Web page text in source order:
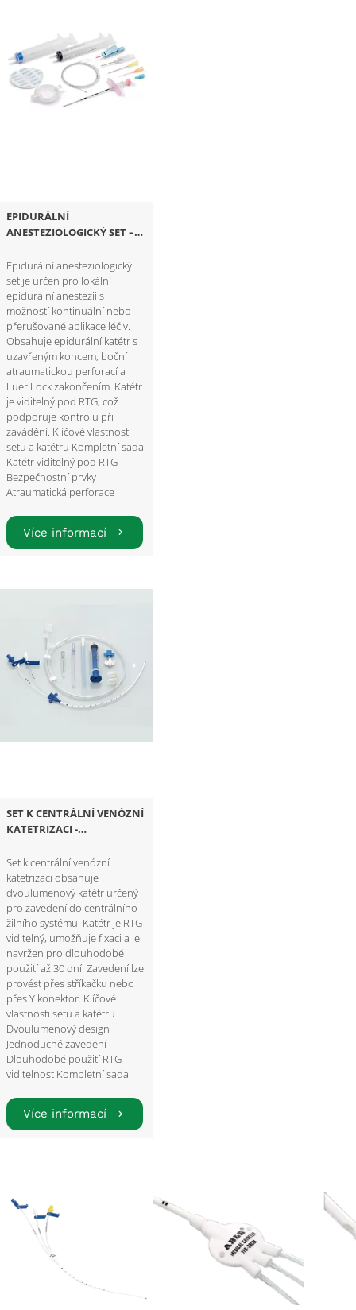
EPIDURÁLNÍ
ANESTEZIOLOGICKÝ SET –
Epidurální anesteziologický
set je určen pro lokální
epidurální anestezii s
možností kontinuální nebo
přerušované aplikace léčiv.
Obsahuje epidurální katétr s
uzavřeným koncem, boční
atraumatickou perforací a
Luer Lock zakončením. Katétr
je viditelný pod RTG, což
podporuje kontrolu při
zavádění. Klíčové vlastnosti
setu a katétru Kompletní sada
Katétr viditelný pod RTG
Bezpečnostní prvky
Atraumatická perforace
Více informací
SET K CENTRÁLNÍ VENÓZNÍ
KATETRIZACI -
Set k centrální venózní
katetrizaci obsahuje
dvoulumenový katétr určený
pro zavedení do centrálního
žilního systému. Katétr je RTG
viditelný, umožňuje fixaci a je
navržen pro dlouhodobé
použití až 30 dní. Zavedení lze
provést přes stříkačku nebo
přes Y konektor. Klíčové
vlastnosti setu a katétru
Dvoulumenový design
Jednoduché zavedení
Dlouhodobé použití RTG
viditelnost Kompletní sada
Více informací